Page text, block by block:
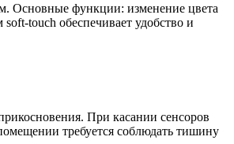
Основные функции: изменение цвета
touch обеспечивает удобство и
При касании сенсоров
требуется соблюдать тишину